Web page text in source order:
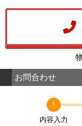
お問合わせ
1
内容入力